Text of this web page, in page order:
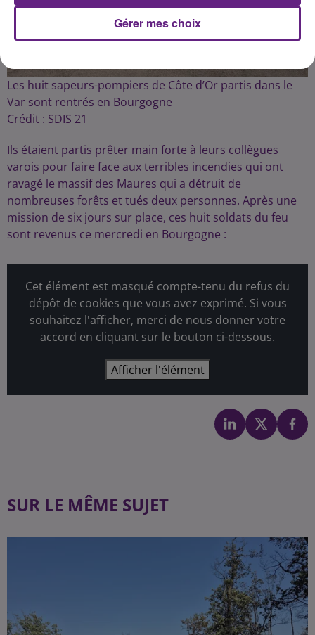
Les huit sapeurs-pompiers de Côte d’Or partis dans le
Var sont rentrés en Bourgogne
Crédit : SDIS 21
Ils étaient partis prêter main forte à leurs collègues
varois pour faire face aux terribles incendies qui ont
ravagé le massif des Maures qui a détruit de
nombreuses forêts et tués deux personnes. Après une
mission de six jours sur place, ces huit soldats du feu
sont revenus ce mercredi en Bourgogne :
Cet élément est masqué compte-tenu du refus du
dépôt de cookies que vous avez exprimé. Si vous
souhaitez l'afficher, merci de nous donner votre
accord en cliquant sur le bouton ci-dessous.
Afficher l'élément
SUR LE MÊME SUJET
Gérer mes choix